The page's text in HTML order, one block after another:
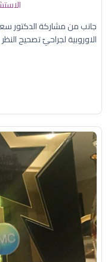
جانب من مشاركة الدكتور
الاوروبية لجراحيّ تصحيح